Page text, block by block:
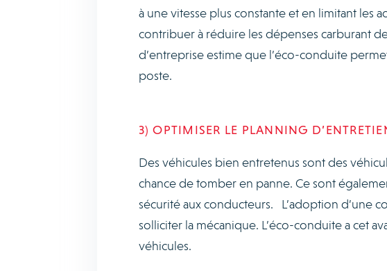
à une vitesse plus constante et en limitant les
contribuer à réduire les dépenses carburant
d’entreprise estime que l’éco-conduite
poste.
3) OPTIMISER LE PLANNING
Des véhicules bien entretenus sont des
chance de tomber en panne. Ce sont
sécurité aux conducteurs. L’adoption d’une
solliciter la mécanique. L’éco-conduite a cet
véhicules.